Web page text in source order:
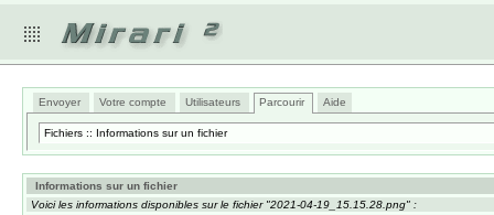
Envoyer Votre compte Utilisateurs Parcourir Aide
Fichiers :: Informations sur un fichier
Informations sur un fichier
Voici les informations disponibles sur le fichier "2021-04-19_15.15.28.png" :